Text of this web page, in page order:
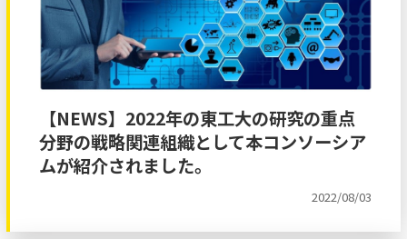
【NEWS】2022年の東工大の研究の重点
分野の戦略関連組織として本コンソーシア
ムが紹介されました。
2022/08/03